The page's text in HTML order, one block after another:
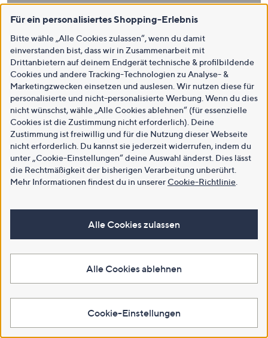
Für ein personalisiertes Shopping-Erlebnis
Bitte wähle „Alle Cookies zulassen“, wenn du damit
einverstanden bist, dass wir in Zusammenarbeit mit
Drittanbietern auf deinem Endgerät technische & profilbildende
Cookies und andere Tracking-Technologien zu Analyse- &
Marketingzwecken einsetzen und auslesen. Wir nutzen diese für
personalisierte und nicht-personalisierte Werbung. Wenn du dies
nicht wünschst, wähle „Alle Cookies ablehnen“ (für essenzielle
Cookies ist die Zustimmung nicht erforderlich). Deine
Zustimmung ist freiwillig und für die Nutzung dieser Webseite
nicht erforderlich. Du kannst sie jederzeit widerrufen, indem du
unter „Cookie-Einstellungen“ deine Auswahl änderst. Dies lässt
die Rechtmäßigkeit der bisherigen Verarbeitung unberührt.
Mehr Informationen findest du in unsererCookie-Richtlinie
Alle Cookies zulassen
Alle Cookies ablehnen
Cookie-Einstellungen